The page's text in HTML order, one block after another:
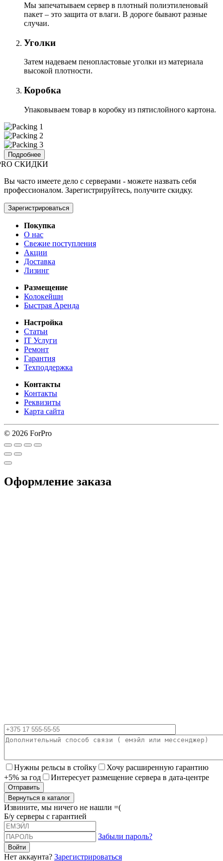
Мы запечатываем сервер в плотный полиэтиленовый
пакет – это защита от влаги. В дороге бывают разные
случаи.
Уголки
Затем надеваем пенопластовые уголки из материала
высокой плотности.
Коробка
Упаковываем товар в коробку из пятислойного картона.
Подробнее
СКИДКИ
Вы часто имеете дело с серверами - можете назвать себя
профессионалом. Зарегистрируйтесь, получите скидку.
Зарегистрироваться
Покупка
О нас
Свежие поступления
Акции
Доставка
Лизинг
Размещение
Колокейшн
Быстрая Аренда
Настройка
Статьи
IT Услуги
Ремонт
Гарантия
Техподдержка
Контакты
Контакты
Реквизиты
Карта сайта
© 2026 ForPro
Оформление заказа
Нужны рельсы в стойку
Хочу расширенную гарантию
+5% за год
Интересует размещение сервера в дата-центре
Вернуться в каталог
Извините, мы ничего не нашли =(
Б/у серверы с гарантией
Забыли пароль?
Нет аккаунта? Зарегистрироваться